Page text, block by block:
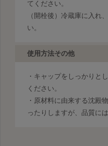
てください。
（開栓後）冷蔵庫に入れ
い。
使用方法その他
・キャップをしっかりと
ください。
・原材料に由来する沈殿
ったりしますが、品質に